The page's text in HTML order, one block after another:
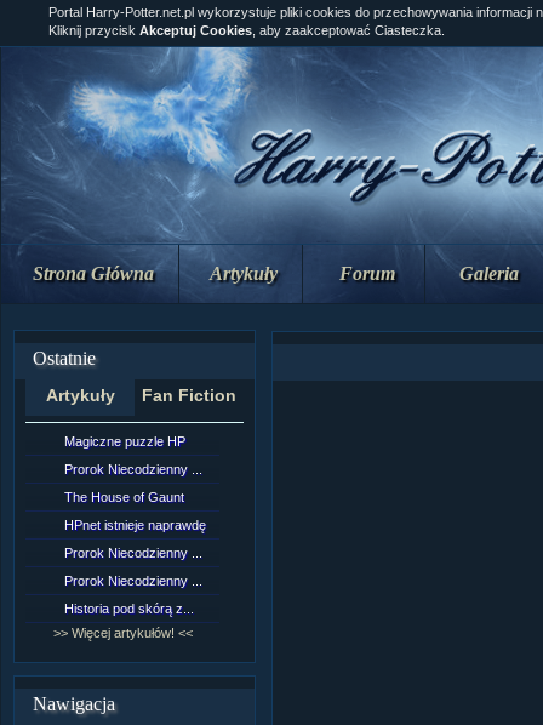
Strona Główna Artykuły Forum Galeria
Ostatnie
Artykuły Fan Fiction
Magiczne puzzle HP
Prorok Niecodzienny ...
The House of Gaunt
HPnet istnieje naprawdę
Prorok Niecodzienny ...
Prorok Niecodzienny ...
Historia pod skórą z...
>> Więcej artykułów! <<
Nawigacja
Portal Harry-Potter.net.pl wykorzystuje pliki cookies do przechowywania informacji
Kliknij przycisk Akceptuj Cookies , aby zaakceptować Ciasteczka.